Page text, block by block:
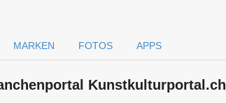
MARKEN FOTOS APPS
Kunstkulturportal.ch